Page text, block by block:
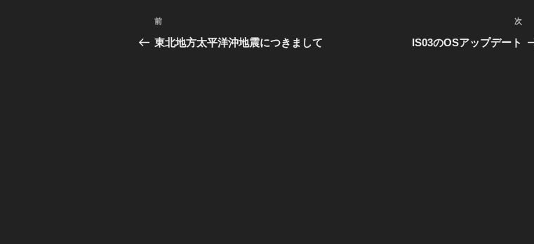
投
稿
前
の
前
東北地方太平洋沖地震につきまして
次
の
次
IS03のOSアップデート